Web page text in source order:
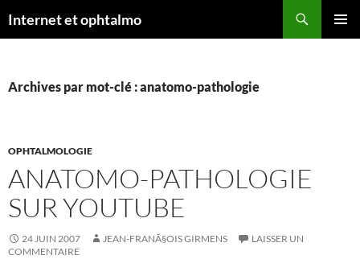
auInternet et ophtalmo
Archives par mot-clé : anatomo-pathologie
OPHTALMOLOGIE
ANATOMO-PATHOLOGIE
SUR YOUTUBE
24 JUIN 2007 JEAN-FRANÃ§OIS GIRMENS
LAISSER UN
COMMENTAIRE